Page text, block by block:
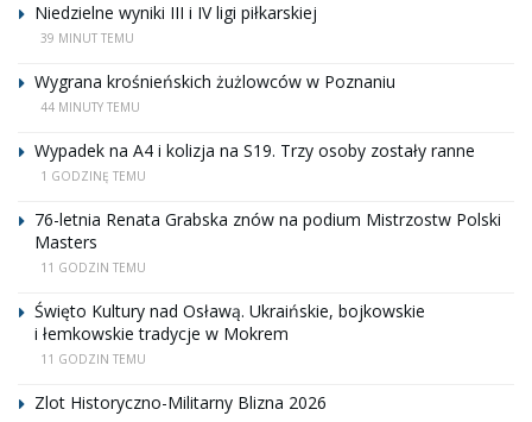
Niedzielne wyniki III i IV ligi piłkarskiej
39 MINUT TEMU
Wygrana krośnieńskich żużlowców w Poznaniu
44 MINUTY TEMU
Wypadek na A4 i kolizja na S19. Trzy osoby zostały ranne
1 GODZINĘ TEMU
76-letnia Renata Grabska znów na podium Mistrzostw Polski
Masters
11 GODZIN TEMU
Święto Kultury nad Osławą. Ukraińskie, bojkowskie
i łemkowskie tradycje w Mokrem
11 GODZIN TEMU
Zlot Historyczno-Militarny Blizna 2026